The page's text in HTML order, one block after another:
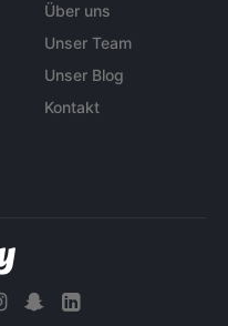
Über uns
Unser Team
Unser Blog
Kontakt